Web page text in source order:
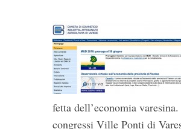
fetta dell’economia
congressi Ville Ponti di